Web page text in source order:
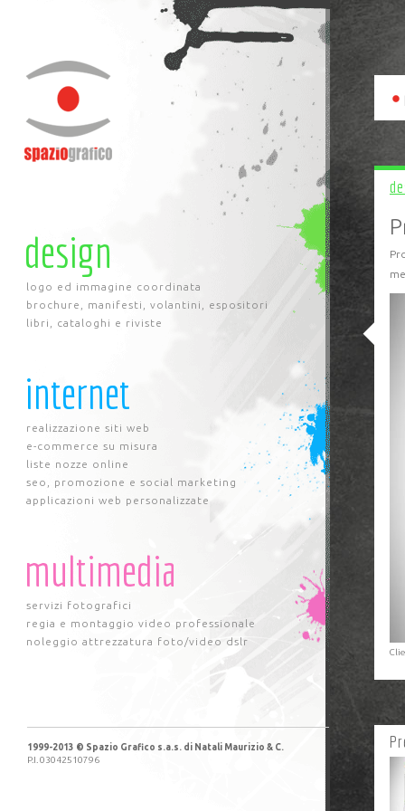
design
logo ed immagine coordinata
brochure, manifesti, volantini, espositori
libri, cataloghi e riviste
internet
realizzazione siti web
e-commerce su misura
liste nozze online
seo, promozione e social marketing
applicazioni web personalizzate
multimedia
servizi fotografici
regia e montaggio video professionale
noleggio attrezzatura foto/video dslr
1999-2013 © Spazio Grafico s.a.s. di Natali Maurizio & C.
P.I. 03042510796